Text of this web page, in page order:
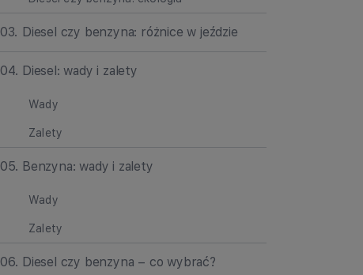
03. Diesel czy benzyna: różnice w jeździe
04. Diesel: wady i zalety
Wady
Zalety
05. Benzyna: wady i zalety
Wady
Zalety
06. Diesel czy benzyna – co wybrać?